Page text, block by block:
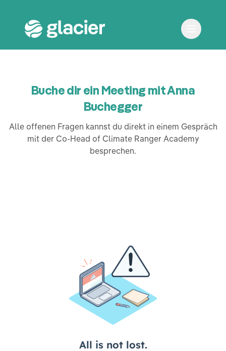
Buche dir ein Meeting mit Anna
Buchegger
Alle offenen Fragen kannst du direkt in einem Gespräch
mit der Co-Head of Climate Ranger Academy
besprechen.